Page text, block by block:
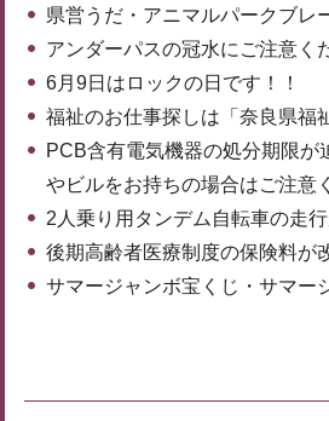
県営うだ・アニマルパークブレ
アンダーパスの冠水にご注意く
6月9日はロックの日です！！
福祉のお仕事探しは「奈良県福
PCB含有電気機器の処分期限が
やビルをお持ちの場合はご注意
2人乗り用タンデム自転車の走
後期高齢者医療制度の保険料が
サマージャンボ宝くじ・サマー